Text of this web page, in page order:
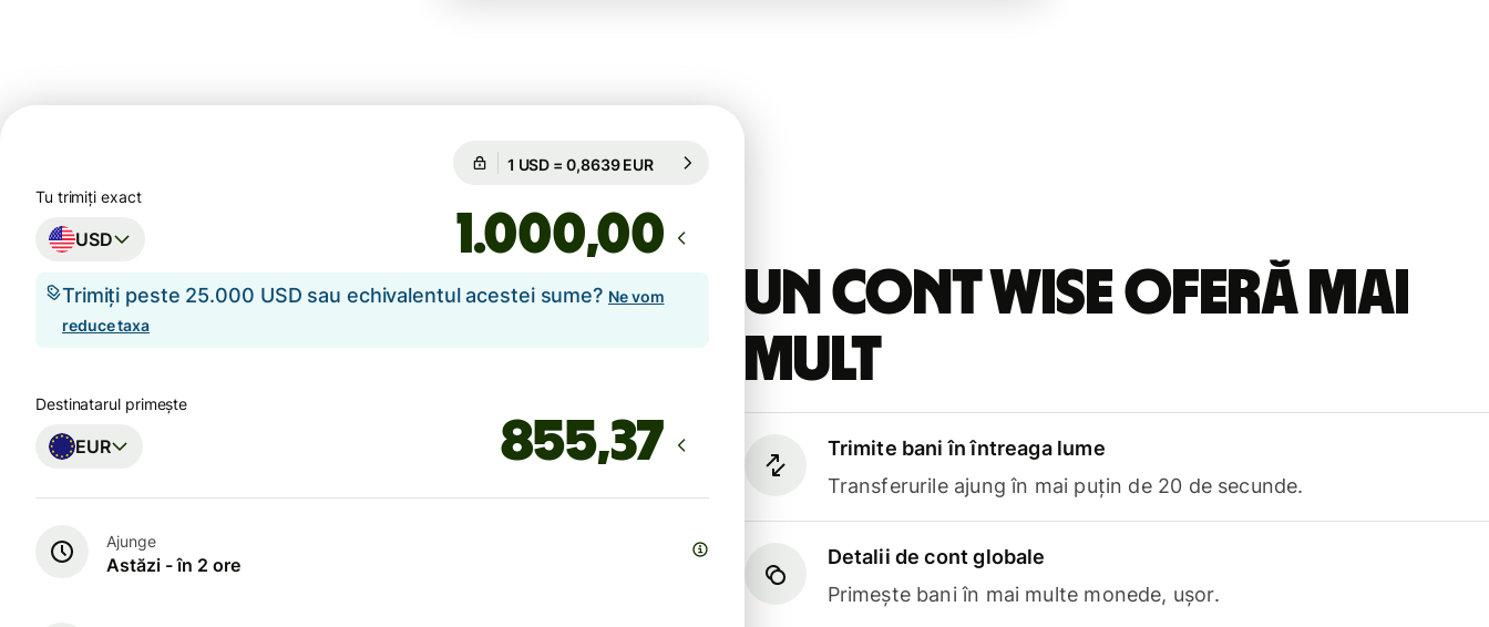
Un cont Wise oferă mai
mult
Trimite bani în întreaga lume
Transferurile ajung în mai puțin de 20 de secunde.
Detalii de cont globale
Primește bani în mai multe monede, ușor.
Garantată pentru 10 h
Tu trimiți exact
USD ,00
Trimiți peste 25.000 USD sau echivalentul acestei sume? Ne vom
reduce taxa
Destinatarul primește
EUR
Ajunge
Astăzi - în 2 ore